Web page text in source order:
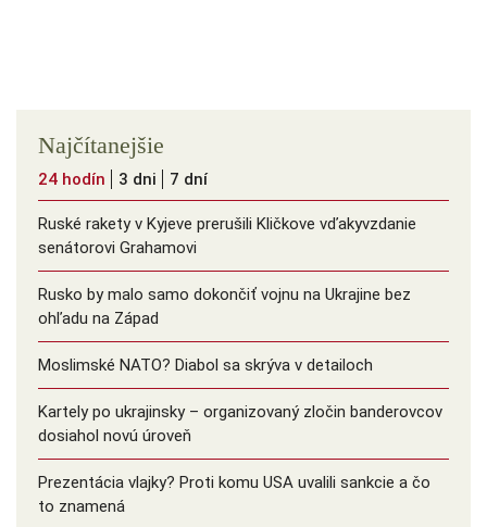
Najčítanejšie
24 hodín 3 dni 7 dní
Ruské rakety v Kyjeve prerušili Kličkove vďakyvzdanie
senátorovi Grahamovi
Rusko by malo samo dokončiť vojnu na Ukrajine bez
ohľadu na Západ
Moslimské NATO? Diabol sa skrýva v detailoch
Kartely po ukrajinsky – organizovaný zločin banderovcov
dosiahol novú úroveň
Prezentácia vlajky? Proti komu USA uvalili sankcie a čo
to znamená